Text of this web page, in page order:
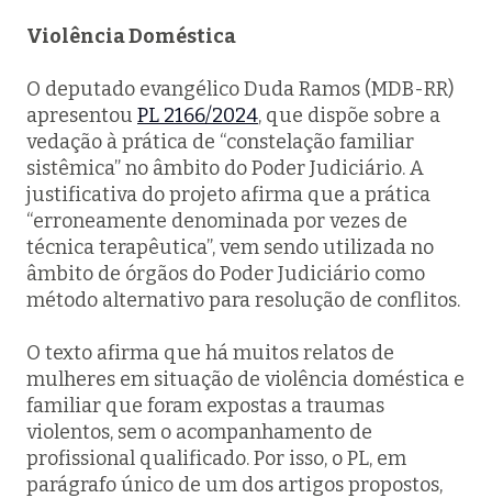
Violência Doméstica
O deputado evangélico Duda Ramos (MDB-RR)
apresentou PL 2166/2024, que dispõe sobre a
vedação à prática de “constelação familiar
sistêmica” no âmbito do Poder Judiciário. A
justificativa do projeto afirma que a prática
“erroneamente denominada por vezes de
técnica terapêutica”, vem sendo utilizada no
âmbito de órgãos do Poder Judiciário como
método alternativo para resolução de conflitos.
O texto afirma que há muitos relatos de
mulheres em situação de violência doméstica e
familiar que foram expostas a traumas
violentos, sem o acompanhamento de
profissional qualificado. Por isso, o PL, em
parágrafo único de um dos artigos propostos,